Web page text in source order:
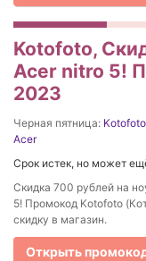
Kotofoto,
Acer nitro 5!
2023
Черная пятница: Kotofoto
Acer
Срок истек, но может
Скидка 700 рублей на
5! Промокод Kotofoto
скидку в магазин.
Открыть